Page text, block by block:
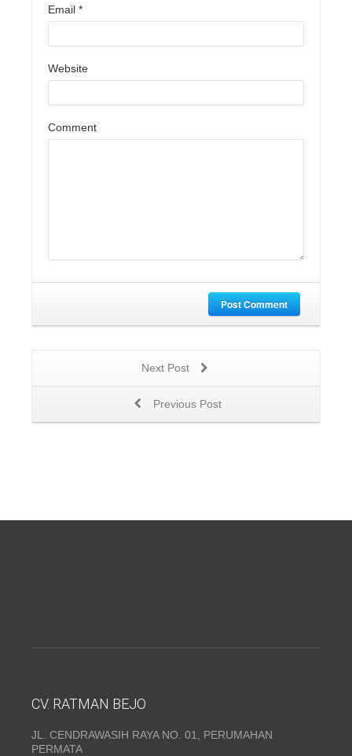
Email *
Website
Comment
Post Comment
Next Post
Previous Post
CV. RATMAN BEJO
JL. CENDRAWASIH RAYA NO. 01, PERUMAHAN
PERMATA